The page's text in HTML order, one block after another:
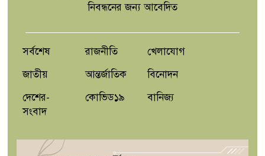
নিবন্ধনের জন্য আবেদিত
সর্বশেষ
জাতীয়
দেশের-
সংবাদ
রাজনীতি
আন্তর্জাতিক
কোভিড১৯
খেলাযোগ
বিনোদন
বানিজ্য